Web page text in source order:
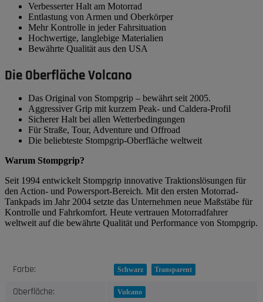
Verbesserter Halt am Motorrad
Entlastung von Armen und Oberkörper
Mehr Kontrolle in jeder Fahrsituation
Hochwertige, langlebige Materialien
Bewährte Qualität aus den USA
Die Oberfläche Volcano
Das Original von Stompgrip – bewährt seit 2005.
Aggressiver Grip mit kurzem Peak- und Caldera-Profil
Sicherer Halt bei allen Wetterbedingungen
Für Straße, Tour, Adventure und Offroad
Die beliebteste Stompgrip-Oberfläche weltweit
Warum Stompgrip?
Seit 1994 entwickelt Stompgrip innovative Traktionslösungen für
den Action- und Powersport-Bereich. Mit den ersten Motorrad-
Tankpads im Jahr 2004 setzte das Unternehmen neue Maßstäbe für
Kontrolle und Fahrkomfort. Heute vertrauen Motorradfahrer
weltweit auf die bewährte Qualität und Performance von Stompgrip.
Produkteigenschaft
Wert
Farbe: Schwarz Transparent
Oberfläche: Vulcano